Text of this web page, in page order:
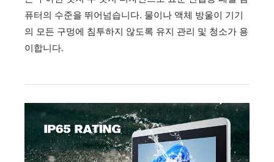
퓨터의 수준을 뛰어넘습니다. 물이나 액체 방울이 기기
의 모든 구멍에 침투하지 않도록 유지 관리 및 청소가 용
이합니다.